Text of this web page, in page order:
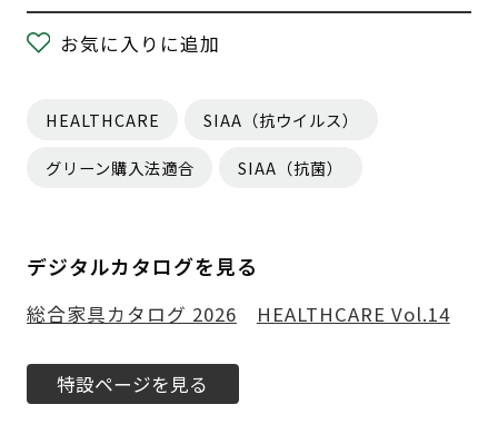
お気に入りに追加
HEALTHCARE SIAA（抗ウイルス）
グリーン購入法適合 SIAA（抗菌）
デジタルカタログを見る
総合家具カタログ 2026 HEALTHCARE Vol.14
特設ページを見る